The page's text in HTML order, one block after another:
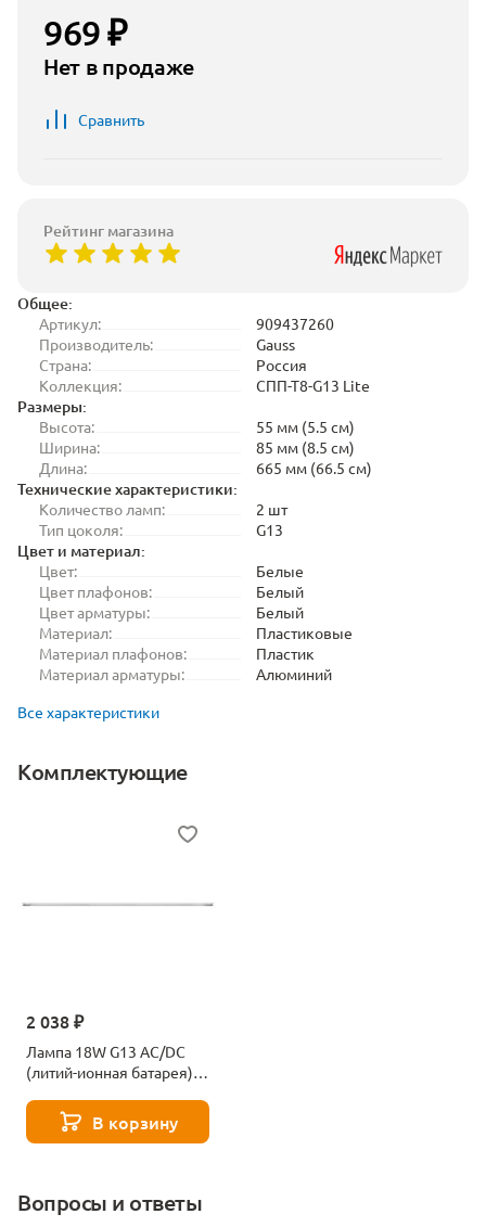
Общее:
Артикул:
909437260
Производитель:
Gauss
Страна:
Россия
Коллекция:
СПП-Т8-G13 Lite
Размеры:
Высота:
55 мм (5.5 см)
Ширина:
85 мм (8.5 см)
Длина:
665 мм (66.5 см)
Технические характеристики:
Количество ламп:
2 шт
Тип цоколя:
G13
Цвет и материал:
Цвет:
Белые
Цвет плафонов:
Белый
Цвет арматуры:
Белый
Материал:
Пластиковые
Материал плафонов:
Пластик
Материал арматуры:
Алюминий
Все характеристики
Комплектующие
2 038 ₽
Лампа 18W G13 AC/DC
(литий-ионная батарея),
В корзину
Вопросы и ответы
969 ₽
Нет в продаже
Сравнить
Рейтинг магазина